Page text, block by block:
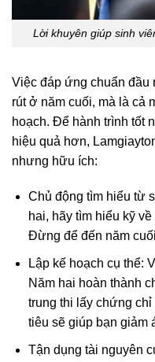
Lời khuyên giúp sinh
Việc đáp ứng chuẩn đầu
rút ở năm cuối, mà là cả
hoạch. Để hành trình tốt
hiệu quả hơn,
nhưng hữu ích:
Chủ động tìm hiểu từ
hai, hãy tìm hiểu kỹ
Đừng để đến năm
Lập kế hoạch cụ thể:
Năm hai hoàn thành
trung thi lấy chứng
tiêu sẽ giúp bạn giảm
Tận dụng tài nguyên